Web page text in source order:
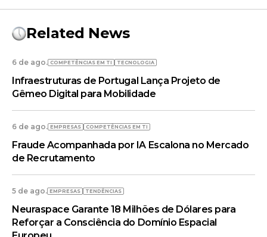
Related News
6 de ago. COMPETÊNCIAS EM TI TECNOLOGIA
Infraestruturas de Portugal Lança Projeto de
Gêmeo Digital para Mobilidade
6 de ago. EMPRESAS COMPETÊNCIAS EM TI
Fraude Acompanhada por IA Escalona no Mercado
de Recrutamento
5 de ago. EMPRESAS TENDÊNCIAS
Neuraspace Garante 18 Milhões de Dólares para
Reforçar a Consciência do Domínio Espacial